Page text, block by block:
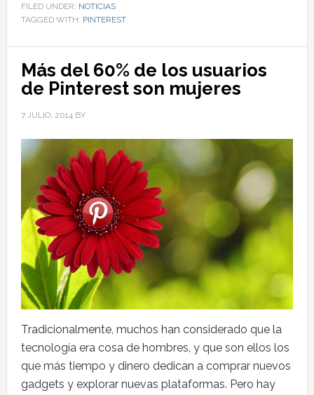
FILED UNDER: NOTICIAS
TAGGED WITH: PINTEREST
Más del 60% de los usuarios
de Pinterest son mujeres
7 JULIO, 2014BY
Tradicionalmente, muchos han considerado que la
tecnología era cosa de hombres, y que son ellos los
que más tiempo y dinero dedican a comprar nuevos
gadgets y explorar nuevas plataformas. Pero hay